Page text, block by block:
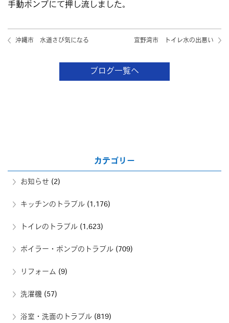
手動ポンプにて押し流しました。
沖縄市 水道さび気になる 宜野湾市 トイレ水の出悪い
ブログ一覧へ
カテゴリー
お知らせ (2)
キッチンのトラブル (1,176)
トイレのトラブル (1,623)
ボイラー・ポンプのトラブル (709)
リフォーム (9)
洗濯機 (57)
浴室・洗面のトラブル (819)